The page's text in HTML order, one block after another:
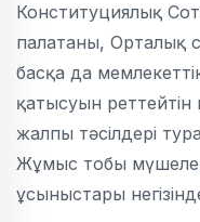
Конституциялық
палатаны, Орталық
басқа да
қатысуын реттейтін
жалпы тәсілдері
Жұмыс тобы
ұсыныстары